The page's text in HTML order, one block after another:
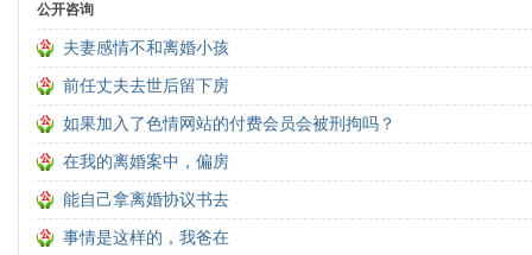
公开咨询
夫妻感情不和离婚小孩
前任丈夫去世后留下房
如果加入了色情网站的付费会员会被刑拘吗？
在我的离婚案中，偏房
能自己拿离婚协议书去
事情是这样的，我爸在